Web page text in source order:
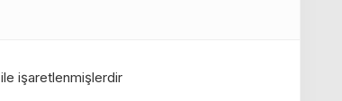
ile işaretlenmişlerdir